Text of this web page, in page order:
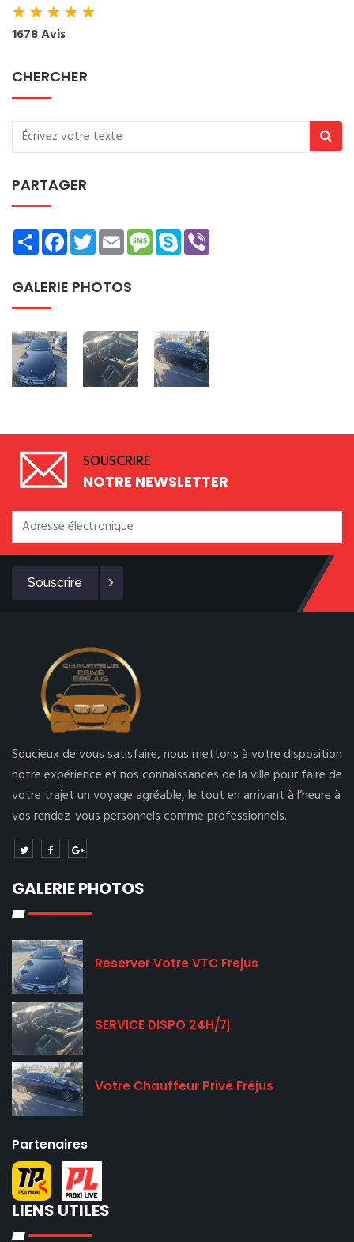
★★★★★
1678 Avis
CHERCHER
PARTAGER
ShareFacebookTwitterEmailMessage
Skype
GALERIE PHOTOS
SOUSCRIRE
NOTRE NEWSLETTER
Souscrire
Soucieux de vous satisfaire, nous mettons à votre disposition
notre expérience et nos connaissances de la ville pour faire de
votre trajet un voyage agréable, le tout en arrivant à l’heure à
vos rendez-vous personnels comme professionnels.
GALERIE PHOTOS
Reserver Votre VTC Frejus
SERVICE DISPO 24H/7j
Votre Chauffeur Privé Fréjus
Partenaires
LIENS UTILES